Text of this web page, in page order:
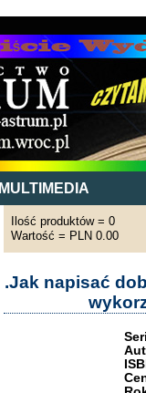
MULTIMEDIA
Ilość produktów = 0
Wartość = PLN 0.00
.Jak napisać